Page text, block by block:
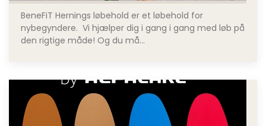
BeneFiT Hernings løbehold er et løbehold for
nybegyndere. Vi hjælper dig i gang i gang med løb på
den rigtige måde! Og du må...